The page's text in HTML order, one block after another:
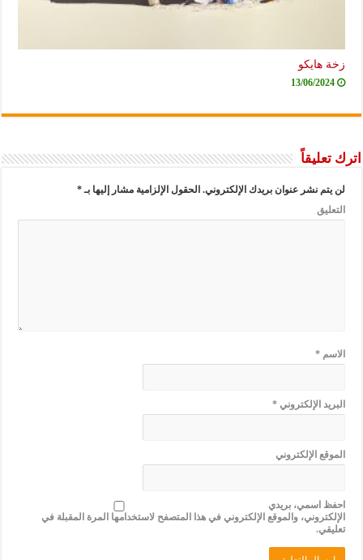
زخة هايكو
13/06/2024
اترك تعليقاً
لن يتم نشر عنوان بريدك الإلكتروني. الحقول الإلزامية مشار إليها بـ*
التعليق
الاسم*
البريد الإلكتروني*
الموقع الإلكتروني
احفظ اسمي، بريدي
الإلكتروني، والموقع الإلكتروني في هذا المتصفح لاستخدامها المرة المقبلة في
تعليقي.